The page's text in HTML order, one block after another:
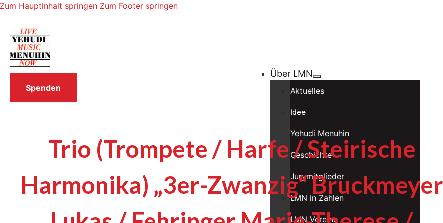
Zum Hauptinhalt springen Zum Footer springen
Über LMN
Aktuelles
Idee
Yehudi Menuhin
Geschichte
Jurymitglieder
LMN in Zahlen
LMN Vereine
Spenden
Trio (Trompete / Harfe / Steirische
Harmonika) „3er-Zwanzig“ Bruckmeyer